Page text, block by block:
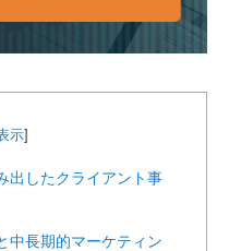
示]
出したクライアント事
中長期的マーケティン